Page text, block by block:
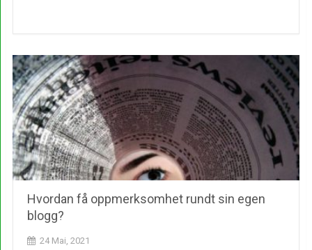
Hvordan få oppmerksomhet rundt sin egen
blogg?
24 Mai, 2021